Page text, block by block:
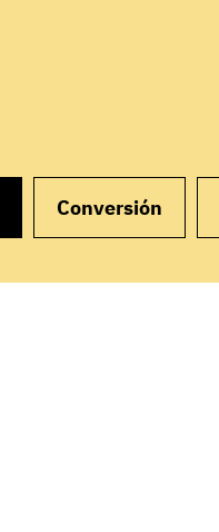
Conversión